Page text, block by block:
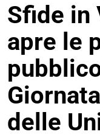
Sfide in
apre le
delle